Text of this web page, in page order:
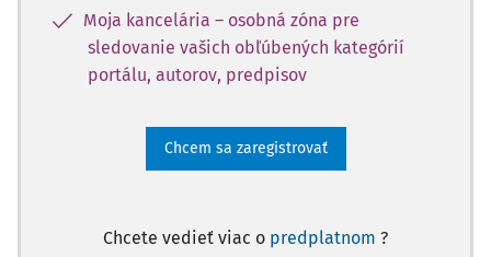
Moja kancelária – osobná zóna pre
sledovanie vašich obľúbených kategórií
portálu, autorov, predpisov
Chcem sa zaregistrovať
Chcete vedieť viac o predplatnom ?